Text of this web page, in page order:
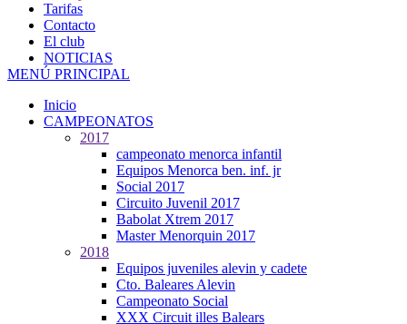
Tarifas
Contacto
El club
NOTICIAS
MENÚ PRINCIPAL
Inicio
CAMPEONATOS
2017
campeonato menorca infantil
Equipos Menorca ben. inf. jr
Social 2017
Circuito Juvenil 2017
Babolat Xtrem 2017
Master Menorquin 2017
2018
Equipos juveniles alevin y cadete
Cto. Baleares Alevin
Campeonato Social
XXX Circuit illes Balears